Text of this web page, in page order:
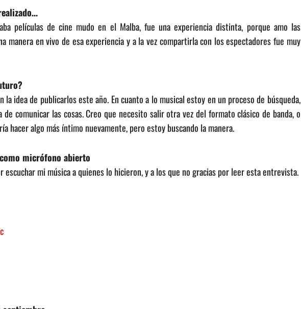
películas de cine mudo en el Malba, fue una experiencia distinta, porque amo las
manera en vivo de esa experiencia y a la vez compartirla con los espectadores fue muy
idea de publicarlos este año. En cuanto a lo musical estoy en un proceso de búsqueda,
de comunicar las cosas. Creo que necesito salir otra vez del formato clásico de banda, o
hacer algo más íntimo nuevamente, pero estoy buscando la manera.
micrófono abierto
escuchar mi música a quienes lo hicieron, y a los que no gracias por leer esta entrevista.